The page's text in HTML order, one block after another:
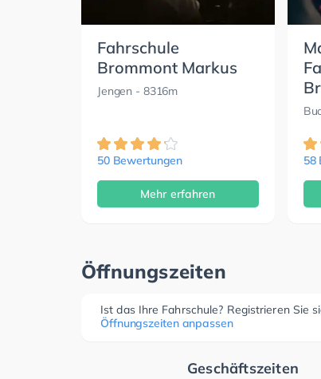
Fahrschule
Brommont Markus
Jengen - 8316m
50 Bewertungen
Mehr erfahren
58
Öffnungszeiten
Ist das Ihre Fahrschule? Registrieren Sie
Öffnungszeiten anpassen
Geschäftszeiten